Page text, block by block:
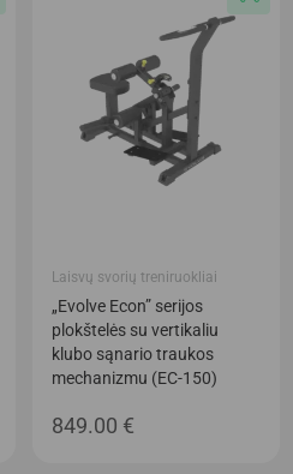
Laisvų svorių treniruokliai
„Evolve Econ” serijos
plokštelės su vertikaliu
klubo sąnario traukos
mechanizmu (EC-150)
849.00 €